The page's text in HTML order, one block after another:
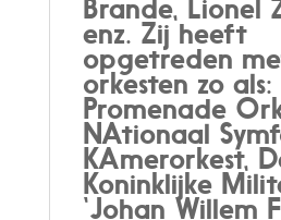
Brande, Lionel
enz. Zij heeft
opgetreden
orkesten zo
Promenade
NAtionaal
KAmerorkest,
Koninklijke
‘Johan Willem